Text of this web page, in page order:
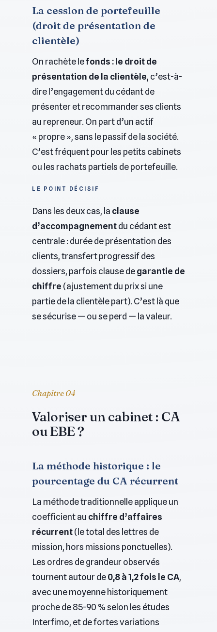
La cession de portefeuille
(droit de présentation de
clientèle)
On rachète lefonds : le droit de
présentation de la clientèle, c’est-à-
dire l’engagement du cédant de
présenter et recommander ses clients
au repreneur. On part d’un actif
« propre », sans le passif de la société.
C’est fréquent pour les petits cabinets
ou les rachats partiels de portefeuille.
LE POINT DÉCISIF
Dans les deux cas, la clause
d’accompagnementdu cédant est
centrale : durée de présentation des
clients, transfert progressif des
dossiers, parfois clause degarantie de
chiffre (ajustement du prix si une
partie de la clientèle part). C’est là que
se sécurise — ou se perd — la valeur.
Chapitre 04
Valoriser un cabinet : CA
ou EBE ?
La méthode historique : le
pourcentage du CA récurrent
La méthode traditionnelle applique un
coefficient au chiffre d’affaires
récurrent(le total des lettres de
mission, hors missions ponctuelles).
Les ordres de grandeur observés
tournent autour de0,8 à 1,2 fois le CA,
avec une moyenne historiquement
proche de 85-90 % selon les études
Interfimo, et de fortes variations